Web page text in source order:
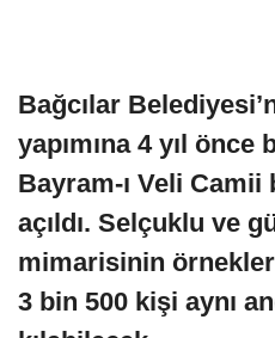
Bağcılar
yapımına 4 yıl önce
Bayram-ı Veli Camii
açıldı. Selçuklu ve
mimarisinin
3 bin 500 kişi aynı